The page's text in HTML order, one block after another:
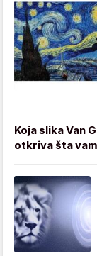
Koja slika Van
otkriva šta